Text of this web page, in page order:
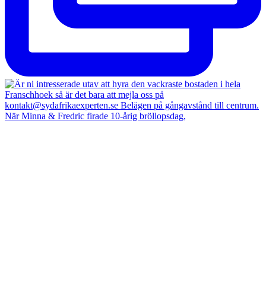
När Minna & Fredric firade 10-årig bröllopsdag,